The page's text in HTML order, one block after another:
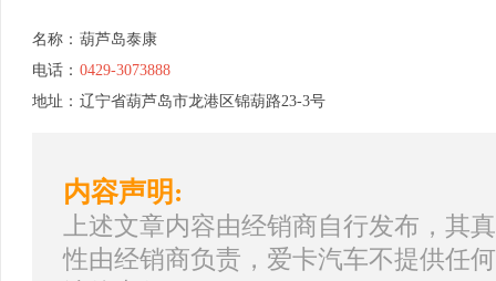
名称： 葫芦岛泰康
电话： 0429-3073888
地址： 辽宁省葫芦岛市龙港区锦葫路23-3号
内容声明:
上述文章内容由经销商自行发布，其
性由经销商负责，爱卡汽车不提供任